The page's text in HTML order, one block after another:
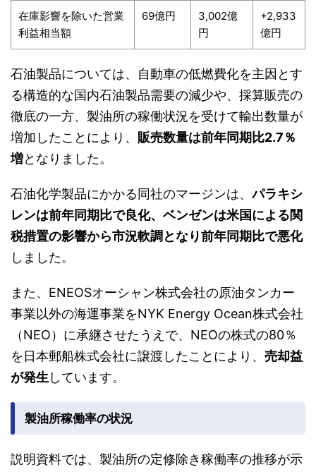
在庫影響を除いた営業
利益相当額
69億円
3,002億
円
+2,933
億円
石油製品については、自動車の低燃費化を主因とす
る構造的な国内石油製品需要の減少や、採算販売の
徹底の一方、製油所の稼働状況を受けて輸出数量が
増加したことにより、 販売数量は前年同期比2.7％
増となりました。
石油化学製品にかかる同社のマージンは、パラキシ
レンは前年同期比で良化、ベンゼンは米国による関
税措置の影響から市況軟調となり前年同期比で悪化
しました。
また、ENEOSオーシャン株式会社の原油タンカー
事業以外の海運事業をNYK Energy Ocean株式会社
（NEO）に承継させたうえで、NEOの株式の80％
を日本郵船株式会社に譲渡したことにより、 売却益
が発生 しています。
製油所稼働率の状況
説明資料では、製油所の定修除き稼働率の推移が示